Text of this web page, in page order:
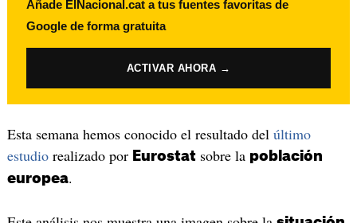
Añade ElNacional.cat a tus fuentes favoritas de
Google de forma gratuita
ACTIVAR AHORA →
Esta semana hemos conocido el resultado del último
estudiorealizado por Eurostatsobre la población
europea.